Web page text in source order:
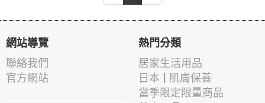
網站導覽
聯絡我們
官方網站
熱門分類
居家生活用品
日本 | 肌膚保養
當季限定限量商品